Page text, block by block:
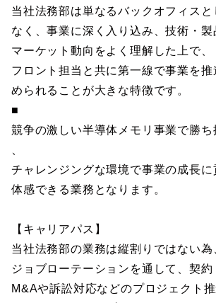
当社法務部は単なるバックオフィスと
なく、事業に深く入り込み、技術・製
マーケット動向をよく理解した上で、
フロント担当と共に第一線で事業を
められることが大きな特徴です。
■
競争の激しい半導体メモリ事業で勝ち
チャレンジングな環境で事業の成長に
体感できる業務となります。
【キャリアパス】
当社法務部の業務は縦割りではない為
ジョブローテーションを通して、契約
M&Aや訴訟対応などのプロジェクト推